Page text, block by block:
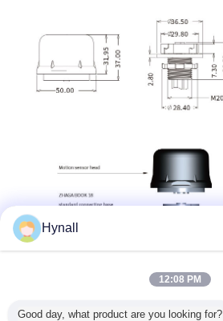
Hynall
12:08 PM
Good day, what product are you looking for?